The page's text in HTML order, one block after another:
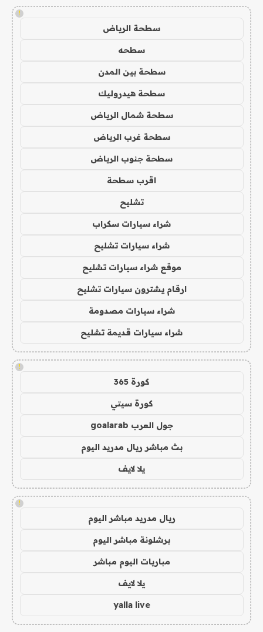
!
سطحة الرياض
سطحه
سطحة بين المدن
سطحة هيدروليك
سطحة شمال الرياض
سطحة غرب الرياض
سطحة جنوب الرياض
اقرب سطحة
تشليح
شراء سيارات سكراب
شراء سيارات تشليح
موقع شراء سيارات تشليح
ارقام يشترون سيارات تشليح
شراء سيارات مصدومة
شراء سيارات قديمة تشليح
!
كورة 365
كورة سيتي
جول العرب goalarab
بث مباشر ريال مدريد اليوم
يلا لايف
!
ريال مدريد مباشر اليوم
برشلونة مباشر اليوم
مباريات اليوم مباشر
يلا لايف
yalla live